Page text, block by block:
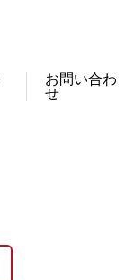
お問い合わ
せ